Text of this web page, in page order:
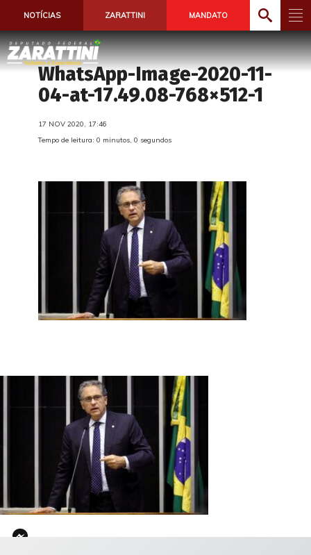
NOTÍCIAS ZARATTINI MANDATO
WhatsApp-Image-2020-11-
04-at-17.49.08-768×512-1
17 NOV 2020, 17:46
Tempo de leitura: 0 minutos, 0 segundos